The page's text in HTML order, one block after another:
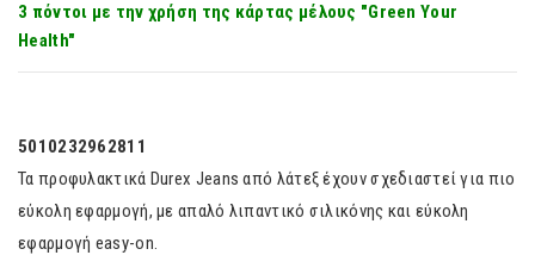
5010232962811
Τα προφυλακτικά Durex Jeans από λάτεξ έχουν σχεδιαστεί για πιο
εύκολη εφαρμογή, με απαλό λιπαντικό σιλικόνης και εύκολη
εφαρμογή easy-on.
3 πόντοι με την χρήση της κάρτας μέλους "Green Your
Health"